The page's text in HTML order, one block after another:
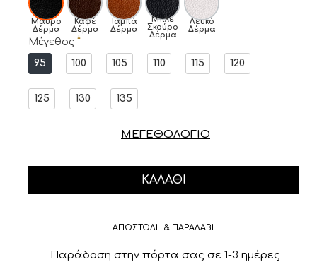
Μαύρο
Δέρμα
Καφέ
Δέρμα
Ταμπά
Δέρμα
Μπλε
Σκούρο
Δέρμα
Λευκό
Δέρμα
Μέγεθος
95
100 105 110 115 120
125 130 135
ΚΑΛΆΘΙ
ΜΕΓΕΘΟΛΟΓΙΟ
ΑΠΟΣΤΟΛΗ & ΠΑΡΑΛΑΒΗ
Παράδοση στην πόρτα σας σε 1-3 ημέρες